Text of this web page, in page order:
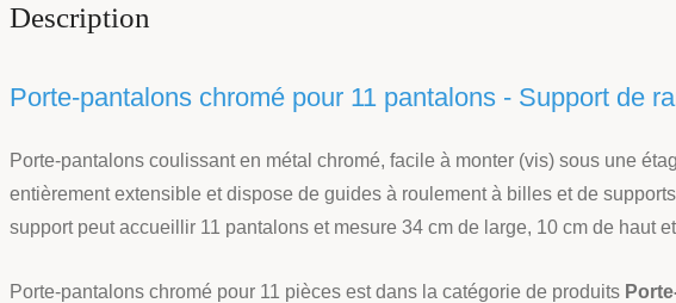
Description
Porte-pantalons chromé pour 11 pantalons - Support de
Porte-pantalons coulissant en métal chromé, facile à monter (vis) sous une
entièrement extensible et dispose de guides à roulement à billes et de
support peut accueillir 11 pantalons et mesure 34 cm de large, 10 cm de haut
Porte-pantalons chromé pour 11 pièces est dans la catégorie de produits